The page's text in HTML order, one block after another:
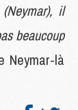
il
beaucoup
là